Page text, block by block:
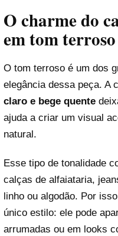
O charme do
em tom terroso
O tom terroso é um dos
elegância dessa peça. A
claro e bege quente
ajuda a criar um visual
natural.
Esse tipo de tonalidade
calças de alfaiataria,
linho ou algodão. Por
único estilo: ele pode
arrumadas ou em looks